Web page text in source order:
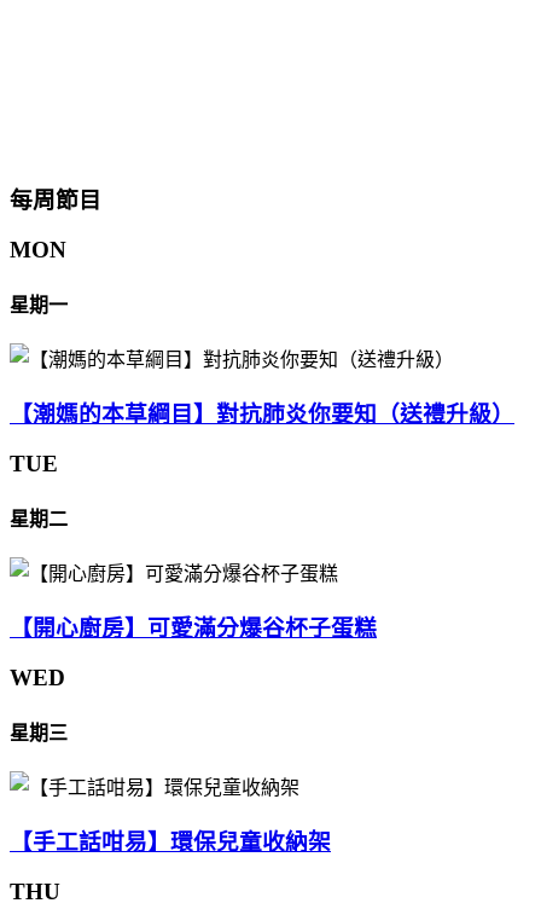
每周節目
MON
星期一
【潮媽的本草綱目】對抗肺炎你要知（送禮升級）
TUE
星期二
【開心廚房】可愛滿分爆谷杯子蛋糕
WED
星期三
【手工話咁易】環保兒童收納架
THU